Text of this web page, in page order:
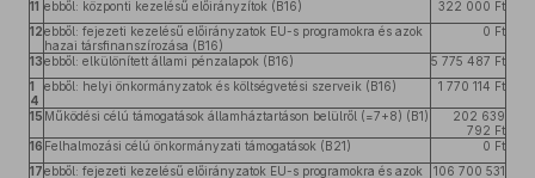
11 ebből: központi kezelésű előirányzítok (B16)
322 000 Ft
12ebből: fejezeti kezelésű előirányzatok EU-s programokra és azok
hazai társfinanszírozása (B16)
0 Ft
13ebből: elkülönített állami pénzalapok (B16)
5 775 487 Ft
1
4
ebből: helyi önkormányzatok és költségvetési szerveik (B16) 1 770 114 Ft
15 Működési célú támogatások államháztartáson belülről (=7+8) (B1)
202 639
792 Ft
16 Felhalmozási célú önkormányzati támogatások (B21)
0 Ft
17ebből: fejezeti kezelésű előirányzatok EU-s programokra és azok 106 700 531